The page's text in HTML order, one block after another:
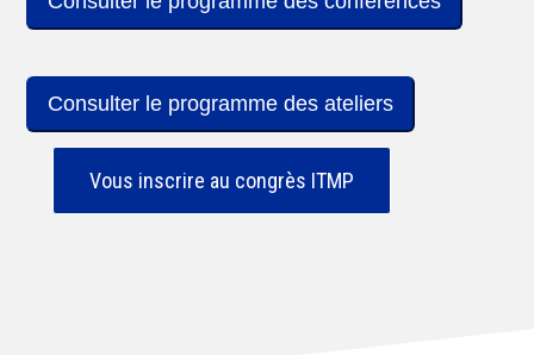
Consulter le programme des ateliers
Vous inscrire au congrès ITMP